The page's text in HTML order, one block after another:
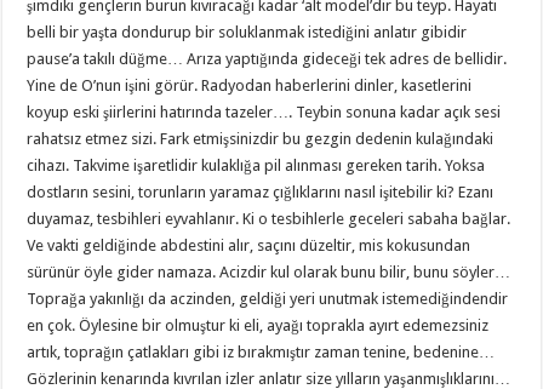
şimdiki gençlerin burun kıvıracağı kadar ‘alt model’dir bu teyp. Hayatı
belli bir yaşta dondurup bir soluklanmak istediğini anlatır gibidir
pause’a takılı düğme… Arıza yaptığında gideceği tek adres de bellidir.
Yine de O’nun işini görür. Radyodan haberlerini dinler, kasetlerini
koyup eski şiirlerini hatırında tazeler…. Teybin sonuna kadar açık sesi
rahatsız etmez sizi. Fark etmişsinizdir bu gezgin dedenin kulağındaki
cihazı. Takvime işaretlidir kulaklığa pil alınması gereken tarih. Yoksa
dostların sesini, torunların yaramaz çığlıklarını nasıl işitebilir ki? Ezanı
duyamaz, tesbihleri eyvahlanır. Ki o tesbihlerle geceleri sabaha bağlar.
Ve vakti geldiğinde abdestini alır, saçını düzeltir, mis kokusundan
sürünür öyle gider namaza. Acizdir kul olarak bunu bilir, bunu söyler…
Toprağa yakınlığı da aczinden, geldiği yeri unutmak istemediğindendir
en çok. Öylesine bir olmuştur ki eli, ayağı toprakla ayırt edemezsiniz
artık, toprağın çatlakları gibi iz bırakmıştır zaman tenine, bedenine…
Gözlerinin kenarında kıvrılan izler anlatır size yılların yaşanmışlıklarını…